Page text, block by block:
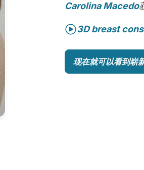
Carolina Macedo
3D breast
现在就可以看到崭